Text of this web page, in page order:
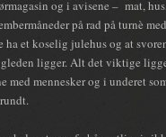
og i avisene – mat,
på rad på turnè
et koselig julehus og at
ligger. Alt det viktige
med mennesker og i underet